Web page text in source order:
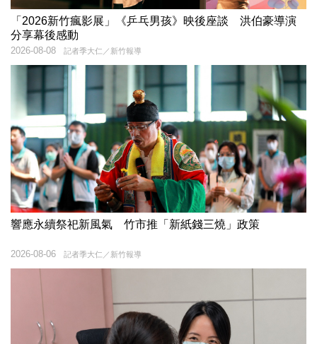
「2026新竹瘋影展」《乒乓男孩》映後座談 洪伯豪導演
分享幕後感動
記者季大仁／新竹報導
2026-08-08
響應永續祭祀新風氣 竹市推「新紙錢三燒」政策
記者季大仁／新竹報導
2026-08-06